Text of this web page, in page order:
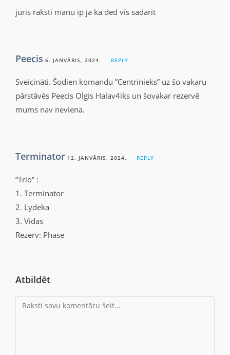
juris raksti manu ip ja ka ded vis sadarit
Peecis 6. JANVĀRIS, 2024. REPLY
Sveicināti. Šodien komandu ”Centrinieks” uz šo vakaru
pārstāvēs Peecis Olgis Halav4iks un šovakar rezervē
mums nav neviena.
Terminator 12. JANVĀRIS, 2024. REPLY
“Trio” :
1. Terminator
2. Lydeka
3. Vidas
Rezerv: Phase
Atbildēt